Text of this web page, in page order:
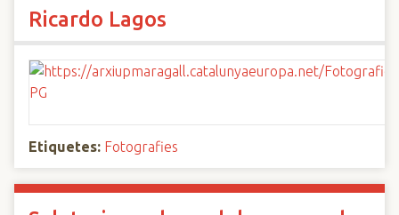
Ricardo Lagos
Etiquetes: Fotografies